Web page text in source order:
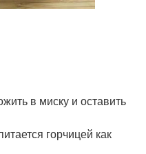
в миску и оставить
горчицей как